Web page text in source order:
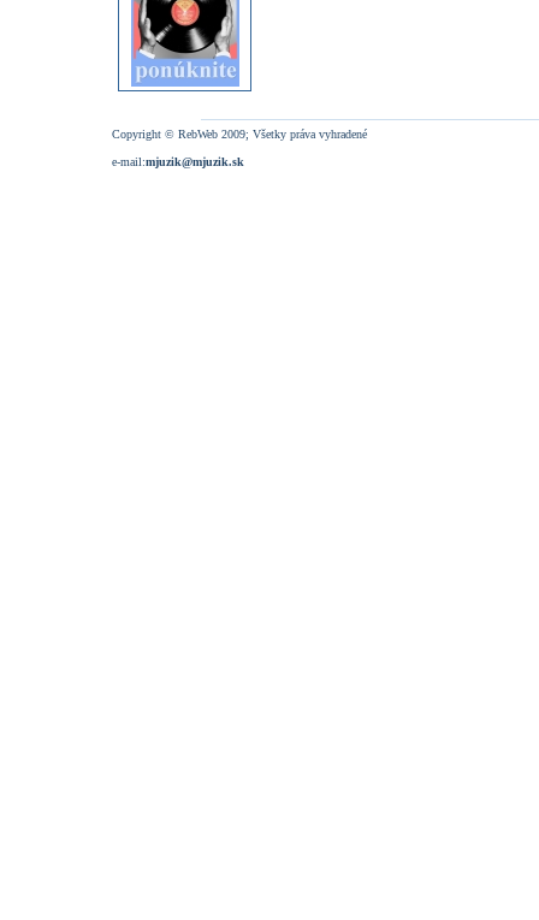
Copyright © RebWeb 2009; Všetky práva vyhradené
e-mail:mjuzik@mjuzik.sk